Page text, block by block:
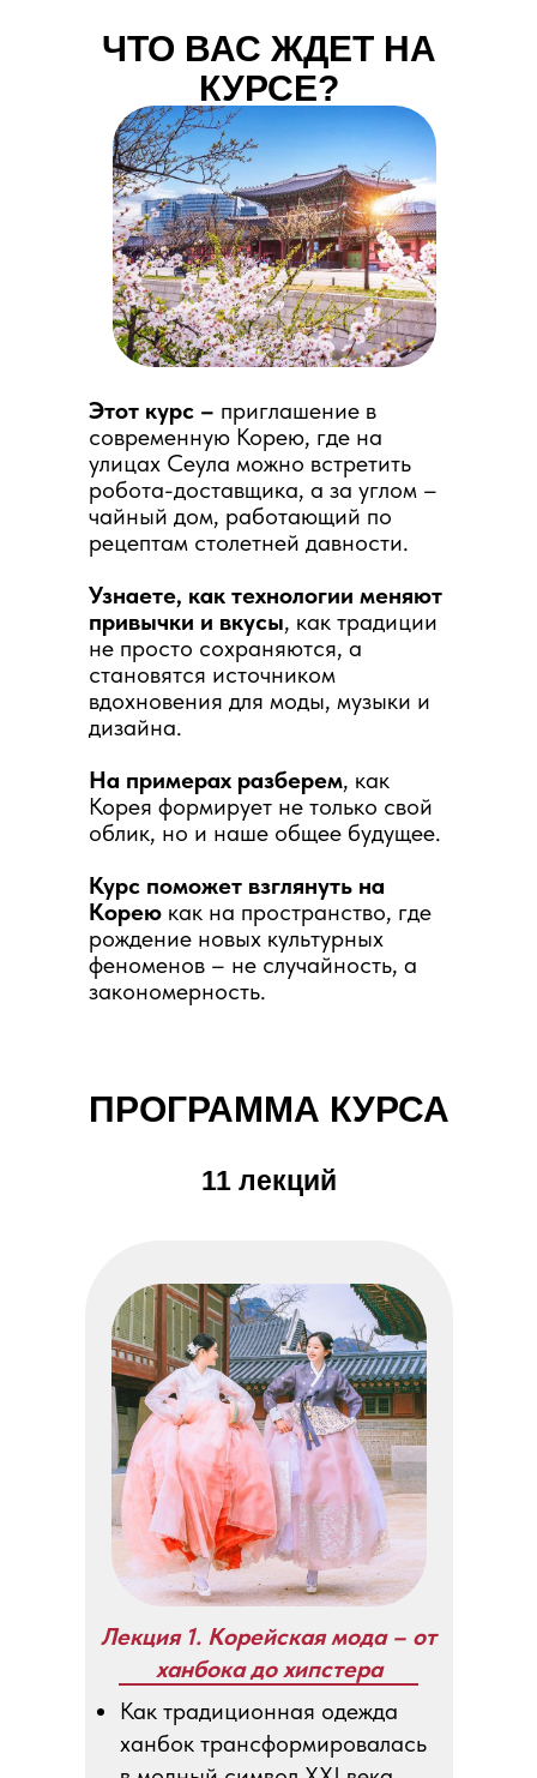
ЧТО ВАС ЖДЕТ НА
КУРСЕ?
Этот курс – приглашение в
современную Корею, где на
улицах Сеула можно встретить
робота-доставщика, а за углом –
чайный дом, работающий по
рецептам столетней давности.
Узнаете, как технологии меняют
привычки и вкусы, как традиции
не просто сохраняются, а
становятся источником
вдохновения для моды, музыки и
дизайна.
На примерах разберем, как
Корея формирует не только свой
облик, но и наше общее будущее.
Курс поможет взглянуть на
Корею как на пространство, где
рождение новых культурных
феноменов – не случайность, а
закономерность.
Лекция 1. Корейская мода – от
ханбока до хипстера
Как традиционная одежда
ханбок трансформировалась
11 лекций
ПРОГРАММА КУРСА